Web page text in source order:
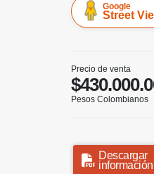
Google
Street
Precio de venta
Pesos Colombianos
Descargar
información